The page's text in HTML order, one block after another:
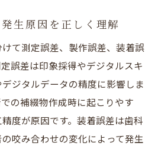
ンビザライン矯正へ及ぼす影
や誤差を相談する際の注意点
値で把握するための確認方法
法的対応と自衛方法
時に取るべき初動対応とは
生原因を正しく理解
て測定誤差、製作誤差、装着誤
誤差は印象採得やデジタルスキ
ジタルデータの精度に影響しま
の補綴物作成時に起こりやす
度が原因です。装着誤差は歯科
咬み合わせの変化によって発生